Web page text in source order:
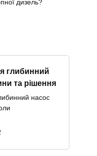
дизель?
глибинний
та рішення
насос